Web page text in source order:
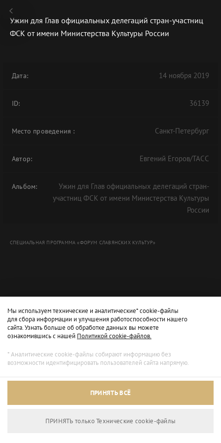
В АРХИВЕ
Архивный режим
Ужин для Глав официальных делегаций стран-участниц
ФСК от имени Министерства Культуры России
Дата: 14 ноября 2019
ID: 36139
Место проведения : Санкт-Петербург
Автор: Евгений Егоров/ТАСС
Альбом:
Ужин для Глав официальных делегаций стран-
участниц ФСК от имени Министерства Культуры
России
СПЕЦИАЛЬНАЯ ПРОГРАММА «ФОРУМ СЛАВЯНСКИХ КУЛЬТУР»
Мы используем технические и аналитические* cookie-файлы
для сбора информации и улучшения работоспособности нашего
сайта. Узнать больше об обработке данных вы можете
ознакомившись с нашей Политикой cookie-файлов.
* Аналитические cookie-файлы собирают информацию без
возможности идентифицировать пользователей сайта напрямую.
ПРИНЯТЬ ВСЁ
ПРИНЯТЬ только Технические сookie-файлы